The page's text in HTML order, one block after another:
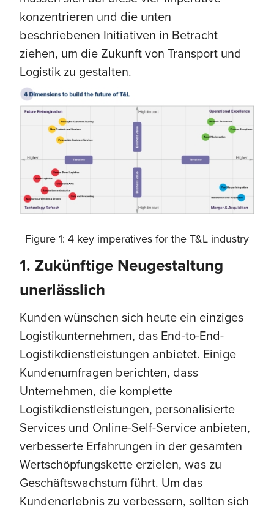
konzentrieren und die unten
beschriebenen Initiativen in Betracht
ziehen, um die Zukunft von Transport und
Logistik zu gestalten.
Figure 1: 4 key imperatives for the T&L industry
1. Zukünftige Neugestaltung
unerlässlich
Kunden wünschen sich heute ein einziges
Logistikunternehmen, das End-to-End-
Logistikdienstleistungen anbietet. Einige
Kundenumfragen berichten, dass
Unternehmen, die komplette
Logistikdienstleistungen, personalisierte
Services und Online-Self-Service anbieten,
verbesserte Erfahrungen in der gesamten
Wertschöpfungskette erzielen, was zu
Geschäftswachstum führt. Um das
Kundenerlebnis zu verbessern, sollten sich